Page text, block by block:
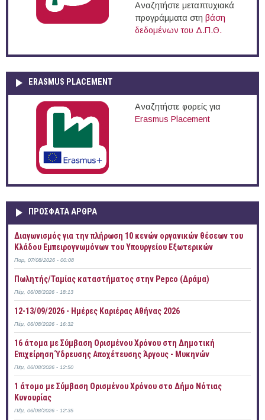
Αναζητήστε μεταπτυχιακά
προγράμματα στη βάση
δεδομένων του Δ.Π.Θ.
ERASMUS PLACEMENT
Αναζητήστε φορείς για
Erasmus Placement
ΠΡOΣΦΑΤΑ AΡΘΡΑ
Διαγωνισμός για την πλήρωση 10 κενών οργανικών θέσεων του
Κλάδου Εμπειρογνωμόνων του Υπουργείου Εξωτερικών
Παρ, 07/08/2026 - 00:08
Πωλητής/Ταμίας καταστήματος στην Pepco (Δράμα)
Πέμ, 06/08/2026 - 18:13
12-13/09/2026 - Ημέρες Καριέρας Αθήνας 2026
Πέμ, 06/08/2026 - 16:32
16 άτομα με Σύμβαση Ορισμένου Χρόνου στη Δημοτική
Επιχείρηση Ύδρευσης Αποχέτευσης Άργους - Μυκηνών
Πέμ, 06/08/2026 - 12:50
1 άτομο με Σύμβαση Ορισμένου Χρόνου στο Δήμο Νότιας
Κυνουρίας
Πέμ, 06/08/2026 - 12:35